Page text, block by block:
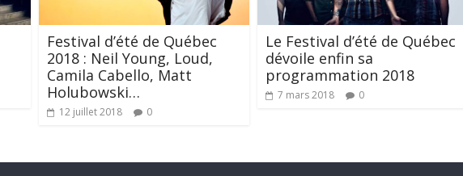
Festival d’été de Québec
2018 : Neil Young, Loud,
Camila Cabello, Matt
Holubowski…
12 juillet 2018 0
Le Festival d’été de Québec
dévoile enfin sa
programmation 2018
7 mars 2018 0